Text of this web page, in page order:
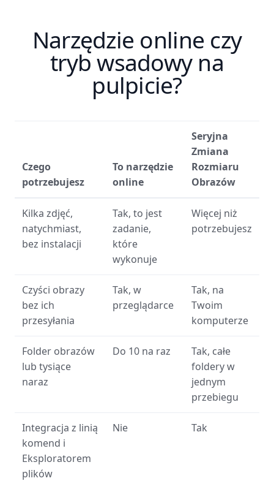
Narzędzie online czy
tryb wsadowy na
pulpicie?
Czego
potrzebujesz
To narzędzie
online
Seryjna
Zmiana
Rozmiaru
Obrazów
Kilka zdjęć,
natychmiast,
bez instalacji
Tak, to jest
zadanie,
które
wykonuje
Więcej niż
potrzebujesz
Czyści obrazy
bez ich
przesyłania
Tak, w
przeglądarce
Tak, na
Twoim
komputerze
Folder obrazów
lub tysiące
naraz
Do 10 na raz
Tak, całe
foldery w
jednym
przebiegu
Integracja z linią
komend i
Eksploratorem
plików
Nie Tak